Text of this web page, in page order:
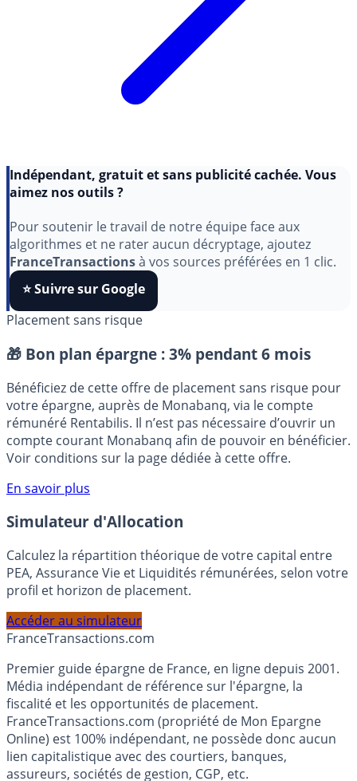
aimez nos outils ?
Pour soutenir le travail de notre équipe face aux
algorithmes et ne rater aucun décryptage, ajoutez
FranceTransactionsà vos sources préférées en 1 clic.
⭐️ Suivre sur Google
Placement sans risque
🎁 Bon plan épargne : 3% pendant 6 mois
Bénéficiez de cette offre de placement sans risque pour
votre épargne, auprès de Monabanq, via le compte
rémunéré Rentabilis. Il n’est pas nécessaire d’ouvrir un
compte courant Monabanq afin de pouvoir en bénéficier.
Voir conditions sur la page dédiée à cette offre.
En savoir plus
Simulateur d'Allocation
Calculez la répartition théorique de votre capital entre
profil et horizon de placement.
FranceTransactions.com
Premier guide épargne de France, en ligne depuis 2001.
Média indépendant de référence sur l'épargne, la
fiscalité et les opportunités de placement.
FranceTransactions.com (propriété de Mon Epargne
Online) est 100% indépendant, ne possède donc aucun